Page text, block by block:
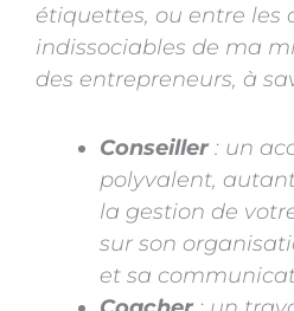
étiquettes, ou entre les
indissociables de ma
des entrepreneurs, à
Conseiller : un
polyvalent,
la gestion de
sur son
et sa